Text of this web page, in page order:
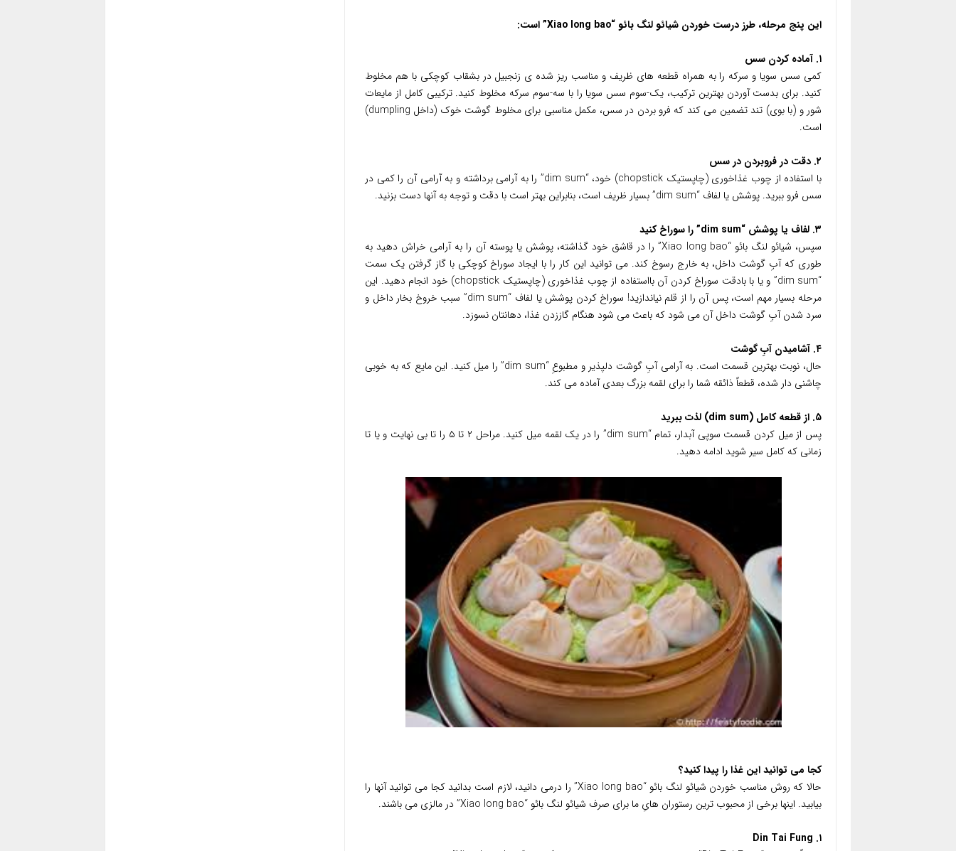
این پنج مرحله، طرز درست خوردن شیائو لنگ بائو “Xiao long bao” است:
۱. آماده کردن سس
کمی سس سویا و سرکه را به همراه قطعه های ظریف و مناسب ریز شده ی زنجبیل در بشقاب کوچکی با هم مخلوط
کنید. برای بدست آوردن بهترین ترکیب، یک-سوم سس سویا را با سه-سوم سرکه مخلوط کنید. ترکیبی کامل از مایعات
شور و (با بوی) تند تضمین می کند که فرو بردن در سس، مکمل مناسبی برای مخلوط گوشت خوک (داخل dumpling)
است.
۲. دقت در فروبردن در سس
با استفاده از چوب غذاخوری (چاپستیک chopstick) خود، “dim sum” را به آرامی برداشته و به آرامی آن را کمی در
سس فرو ببرید. پوشش یا لفاف “dim sum” بسیار ظریف است، بنابراین بهتر است با دقت و توجه به آنها دست بزنید.
۳. لفاف یا پوشش “dim sum” را سوراخ کنید
سپس، شیائو لنگ بائو “Xiao long bao” را در قاشق خود گذاشته، پوشش یا پوسته آن را به آرامی خراش دهید به
طوری که آبِ گوشت داخل، به خارج رسوخ کند. می توانید این کار را با ایجاد سوراخ کوچکی با گاز گرفتن یک سمت
“dim sum” و یا با بادقت سوراخ کردن آن بااستفاده از چوب غذاخوری (چاپستیک chopstick) خود انجام دهید. این
مرحله بسیار مهم است، پس آن را از قلم نیاندازید! سوراخ کردن پوشش یا لفاف “dim sum” سبب خروخ بخار داخل و
سرد شدن آبِ گوشت داخل آن می شود که باعث می شود هنگام گاززدن غذا، دهانتان نسوزد.
۴. آشامیدن آبِ گوشت
حال، نوبت بهترین قسمت است. به آرامی آبِ گوشت دلپذیر و مطبوعِ “dim sum” را میل کنید. این مایع که به خوبی
چاشنی دار شده، قطعاً ذائقه شما را برای لقمه بزرگ بعدی آماده می کند.
۵. از قطعه کامل (dim sum) لذت ببرید
پس از میل کردن قسمت سوپی آبدار، تمام “dim sum” را در یک لقمه میل کنید. مراحل ۲ تا ۵ را تا بی نهایت و یا تا
زمانی که کامل سیر شوید ادامه دهید.
کجا می توانید این غذا را پیدا کنید؟
حالا که روش مناسب خوردن شیائو لنگ بائو “Xiao long bao” را درمی دانید، لازم است بدانید کجا می توانید آنها را
بیابید. اینها برخی از محبوب ترین رستوران هایِ ما برای صرف شیائو لنگ بائو “Xiao long bao” در مالزی می باشند.
۱. Din Tai Fung